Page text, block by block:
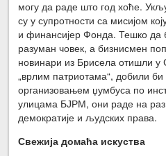
могу да раде што год хоће.
су у супротности са мисијом
и финансијер Фонда. Тешко да
разуман човек, а бизнисмен
новинари из Брисела отишли
„врлим патриотама“, добили
организовањем џумбуса по
улицама БЈРМ, они раде на
демократије и људских права.
Свежија домаћа искуства